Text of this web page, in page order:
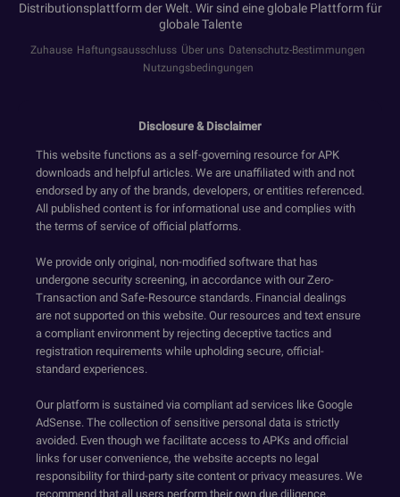
Distributionsplattform der Welt. Wir sind eine globale Plattform für
globale Talente
Zuhause Haftungsausschluss Über uns Datenschutz-Bestimmungen
Nutzungsbedingungen
Disclosure & Disclaimer
This website functions as a self-governing resource for APK
downloads and helpful articles. We are unaffiliated with and not
endorsed by any of the brands, developers, or entities referenced.
All published content is for informational use and complies with
the terms of service of official platforms.
We provide only original, non-modified software that has
undergone security screening, in accordance with our Zero-
Transaction and Safe-Resource standards. Financial dealings
are not supported on this website. Our resources and text ensure
a compliant environment by rejecting deceptive tactics and
registration requirements while upholding secure, official-
standard experiences.
Our platform is sustained via compliant ad services like Google
AdSense. The collection of sensitive personal data is strictly
avoided. Even though we facilitate access to APKs and official
links for user convenience, the website accepts no legal
responsibility for third-party site content or privacy measures. We
recommend that all users perform their own due diligence.